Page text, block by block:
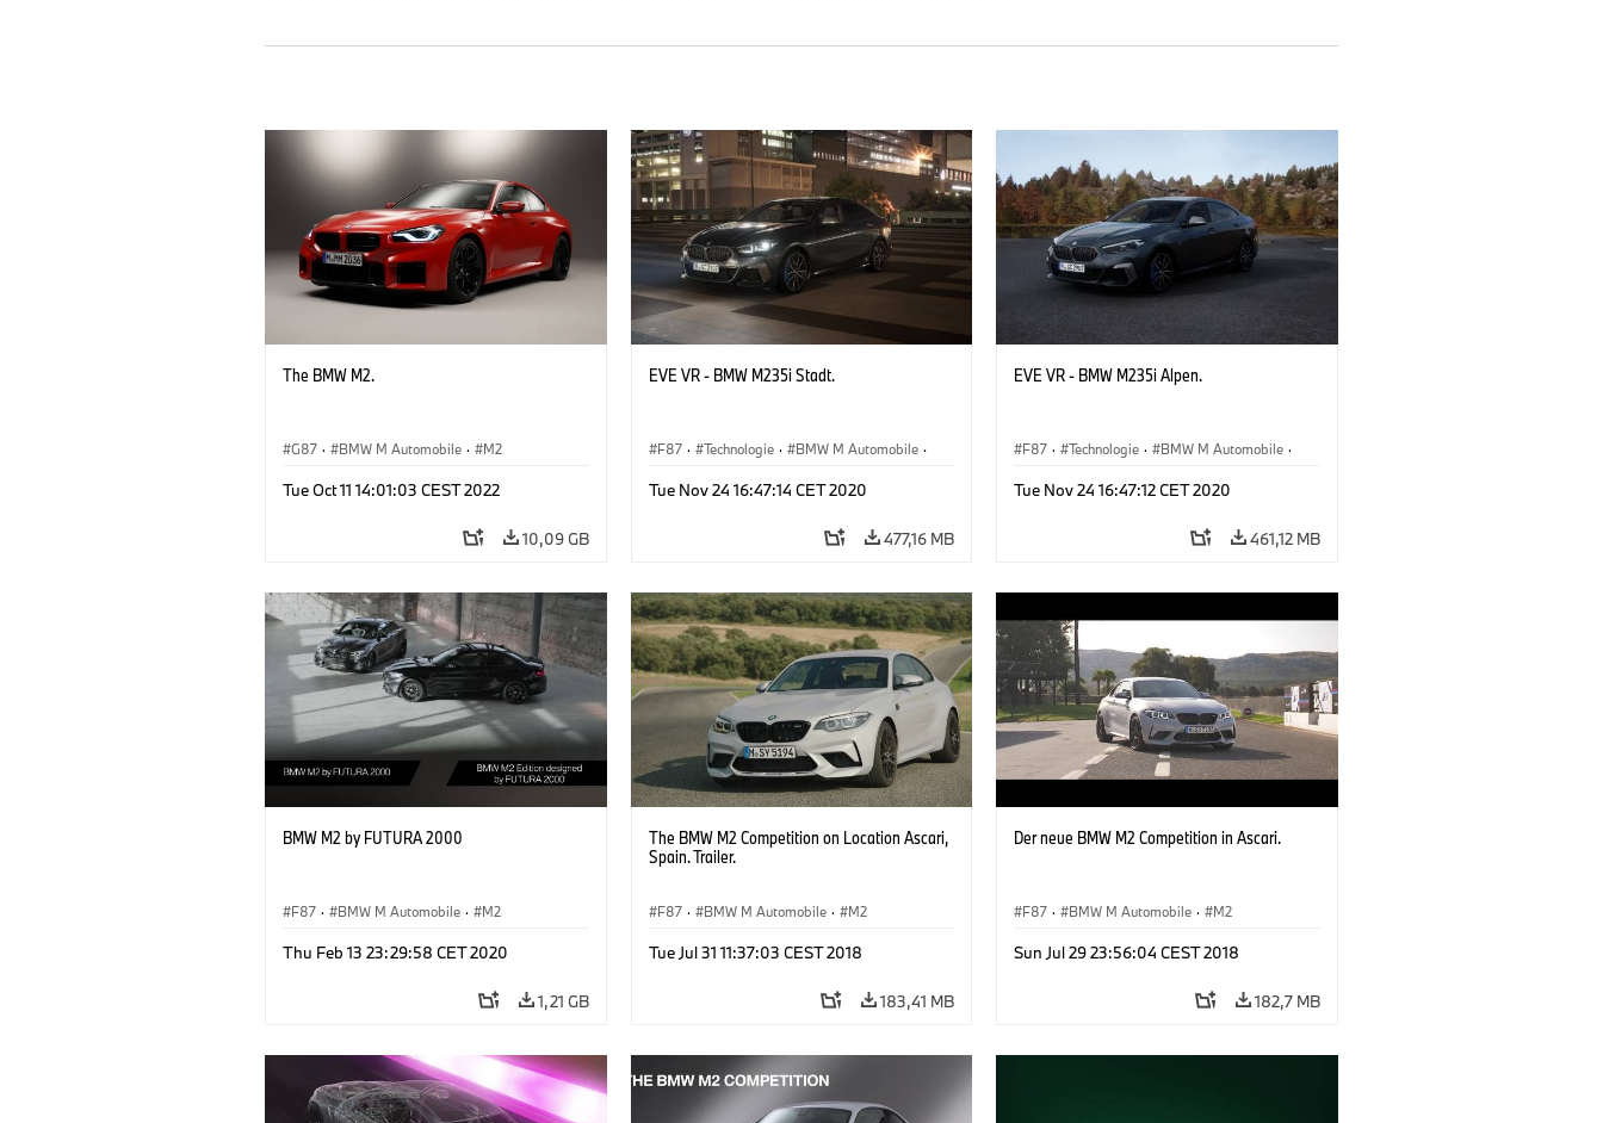
The BMW M2.
G87 · BMW M Automobile · M2
Tue Oct 11 14:01:03 CEST 2022
10,09 GB
EVE VR - BMW M235i Stadt.
F87 · Technologie · BMW M Automobile ·
Tue Nov 24 16:47:14 CET 2020
477,16 MB
EVE VR - BMW M235i Alpen.
F87 · Technologie · BMW M Automobile ·
Tue Nov 24 16:47:12 CET 2020
461,12 MB
BMW M2 by FUTURA 2000
F87 · BMW M Automobile · M2
Thu Feb 13 23:29:58 CET 2020
1,21 GB
The BMW M2 Competition on Location Ascari,
Spain. Trailer.
F87 · BMW M Automobile · M2
Tue Jul 31 11:37:03 CEST 2018
183,41 MB
Der neue BMW M2 Competition in Ascari.
F87 · BMW M Automobile · M2
Sun Jul 29 23:56:04 CEST 2018
182,7 MB